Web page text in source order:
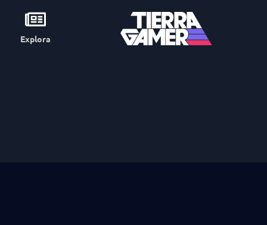
Explora